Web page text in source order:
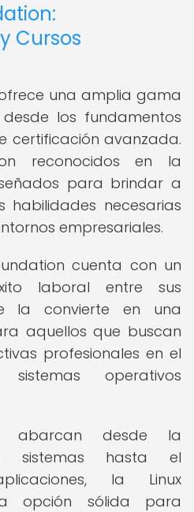
Cursos
una amplia gama
los fundamentos
certificación avanzada.
reconocidos en la
para brindar a
habilidades necesarias
empresariales.
cuenta con un
laboral entre sus
la convierte en una
aquellos que buscan
profesionales en el
operativos
abarcan desde la
sistemas hasta el
la Linux
opción sólida para